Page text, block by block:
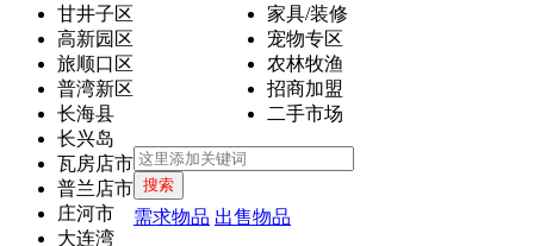
甘井子区
高新园区
旅顺口区
普湾新区
长海县
长兴岛
瓦房店市
普兰店市
庄河市
大连湾
家具/装修
宠物专区
农林牧渔
招商加盟
二手市场
搜索
需求物品 出售物品